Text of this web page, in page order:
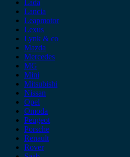
Lada
Lancia
Leapmotor
Lexus
Lynk & co
Mazda
Mercedes
MG
Mini
Mitsubishi
Nissan
Opel
Omoda
Peugeot
Porsche
Renault
Rover